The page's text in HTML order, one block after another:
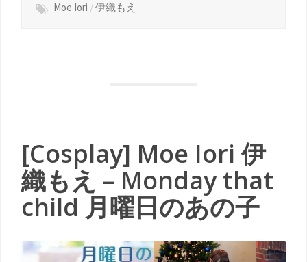
Moe Iori /伊織もえ
[Cosplay] Moe Iori 伊
織もえ – Monday that
child 月曜日のあの子